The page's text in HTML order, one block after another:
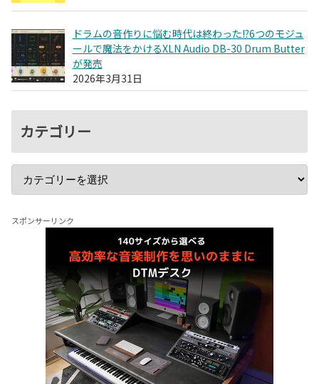
ドラムの音作りに悩む時代は終わった!?6つのモジュ
ールで魔法をかけるXLN Audio DB-30 Drum Butter
が発売
2026年3月31日
カテゴリー
スポンサーリンク